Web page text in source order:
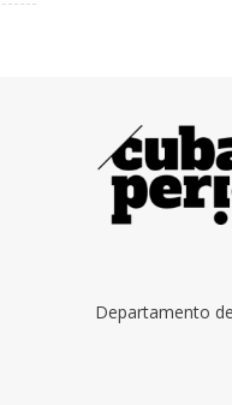
Departamento